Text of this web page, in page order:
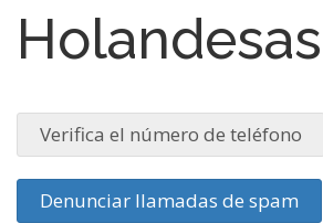
Holandesas
Verifica el número de teléfono
Denunciar llamadas de spam